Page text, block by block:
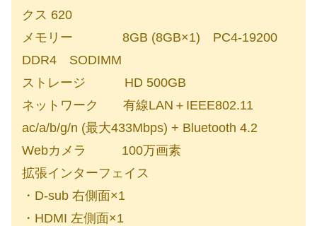
クス 620
メモリー 8GB (8GB×1) PC4-19200
DDR4 SODIMM
ストレージ HD 500GB
ネットワーク 有線LAN＋IEEE802.11
ac/a/b/g/n (最大433Mbps) + Bluetooth 4.2
Webカメラ 100万画素
拡張インターフェイス
・D-sub 右側面×1
・HDMI 左側面×1